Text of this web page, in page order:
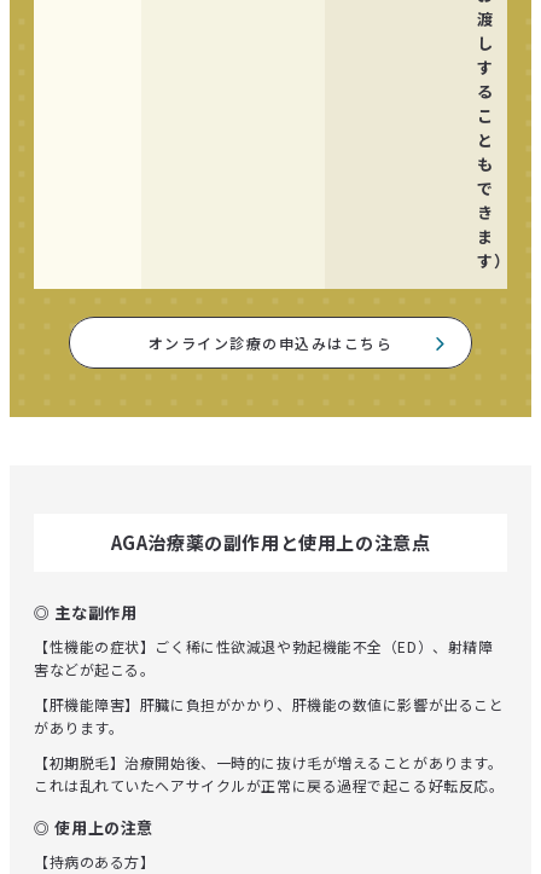
渡
し
す
る
こ
と
も
で
き
ま
す）
オンライン診療の申込みはこちら
AGA治療薬の副作用と使用上の注意点
◎ 主な副作用
【性機能の症状】ごく稀に性欲減退や勃起機能不全（ED）、射精障
害などが起こる。
【肝機能障害】肝臓に負担がかかり、肝機能の数値に影響が出ること
があります。
【初期脱毛】治療開始後、一時的に抜け毛が増えることがあります。
これは乱れていたヘアサイクルが正常に戻る過程で起こる好転反応。
◎ 使用上の注意
【持病のある方】